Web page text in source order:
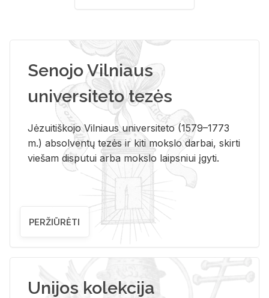
Senojo Vilniaus
universiteto tezės
Jėzuitiškojo Vilniaus universiteto (1579–1773
m.) absolventų tezės ir kiti mokslo darbai, skirti
viešam disputui arba mokslo laipsniui įgyti.
PERŽIŪRĖTI
Unijos kolekcija